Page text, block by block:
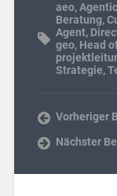
aeo,
Beratung,
Agent,
geo, Head
Strategie,
Vorheriger
Nächster